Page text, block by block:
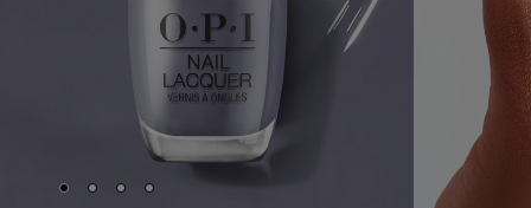
Skip to slide
Skip to slide
Skip to slide
Skip to slide